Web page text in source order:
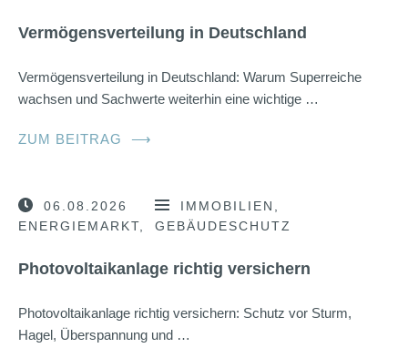
Vermögensverteilung in Deutschland
Vermögensverteilung in Deutschland: Warum Superreiche
wachsen und Sachwerte weiterhin eine wichtige …
ZUM BEITRAG ⟶
06.08.2026
IMMOBILIEN
ENERGIEMARKT
GEBÄUDESCHUTZ
Photovoltaikanlage richtig versichern
Photovoltaikanlage richtig versichern: Schutz vor Sturm,
Hagel, Überspannung und …